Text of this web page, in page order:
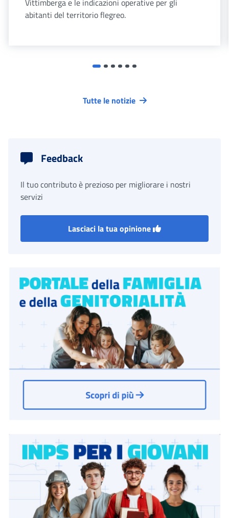
Vittimberga e le indicazioni operative per gli
abitanti del territorio flegreo.
Tutte le notizie
Feedback
Il tuo contributo è prezioso per migliorare i nostri
servizi
Lasciaci la tua opinione